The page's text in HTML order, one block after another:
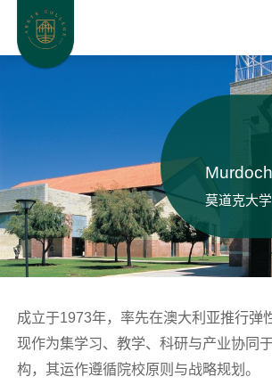
莫道克大学
成立于1973年，率先在澳大利亚推行弹
现作为集学习、教学、科研与产业协同
构，其运作遵循院校原则与战略规划。